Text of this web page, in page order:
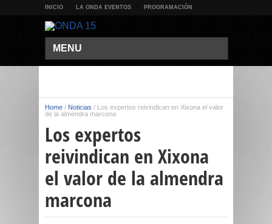
INICIO LA ONDA EVENTOS PROGRAMACIÓN
MENU
Home / Noticias / Los expertos reivindican en Xixona el valor
de la almendra marcona
Los expertos
reivindican en Xixona
el valor de la almendra
marcona